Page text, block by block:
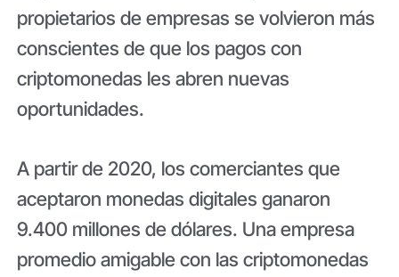
propietarios de empresas se volvieron más
conscientes de que los pagos con
criptomonedas les abren nuevas
oportunidades.
A partir de 2020, los comerciantes que
aceptaron monedas digitales ganaron
9.400 millones de dólares. Una empresa
promedio amigable con las criptomonedas